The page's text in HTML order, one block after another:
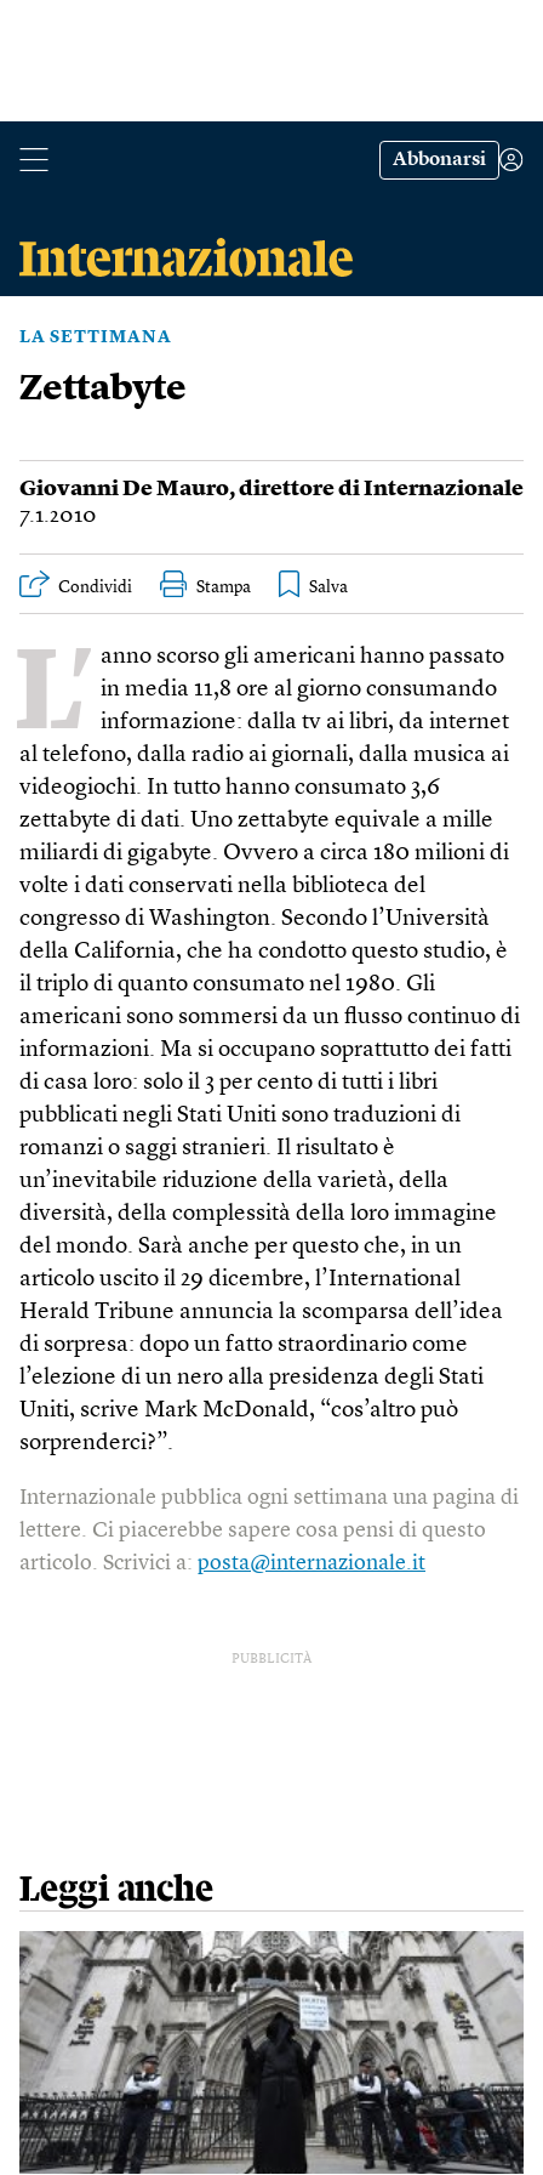
Abbonarsi
LA SETTIMANA
Zettabyte
Giovanni De Mauro, direttore di Internazionale
7.1.2010
Condividi Stampa
L’ anno scorso gli americani hanno passato
in media 11,8 ore al giorno consumando
informazione: dalla tv ai libri, da internet
al telefono, dalla radio ai giornali, dalla musica ai
videogiochi. In tutto hanno consumato 3,6
zettabyte di dati. Uno zettabyte equivale a mille
miliardi di gigabyte. Ovvero a circa 180 milioni di
volte i dati conservati nella biblioteca del
congresso di Washington. Secondo l’Università
della California, che ha condotto questo studio, è
il triplo di quanto consumato nel 1980. Gli
americani sono sommersi da un flusso continuo di
informazioni. Ma si occupano soprattutto dei fatti
di casa loro: solo il 3 per cento di tutti i libri
pubblicati negli Stati Uniti sono traduzioni di
romanzi o saggi stranieri. Il risultato è
un’inevitabile riduzione della varietà, della
diversità, della complessità della loro immagine
del mondo. Sarà anche per questo che, in un
articolo uscito il 29 dicembre, l’International
Herald Tribune annuncia la scomparsa dell’idea
di sorpresa: dopo un fatto straordinario come
l’elezione di un nero alla presidenza degli Stati
Uniti, scrive Mark McDonald, “cos’altro può
sorprenderci?”.
Internazionale pubblica ogni settimana una pagina di
lettere. Ci piacerebbe sapere cosa pensi di questo
articolo. Scrivici a: posta@internazionale.it
PUBBLICITÀ
Leggi anche